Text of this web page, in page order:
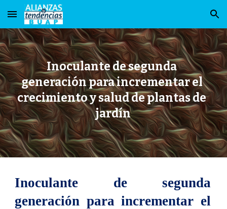
Skip to main content Skip to navigation
Inoculante de segunda
generación para incrementar el
crecimiento y salud de plantas de
jardín
Inoculante de segunda
generación para incrementar el